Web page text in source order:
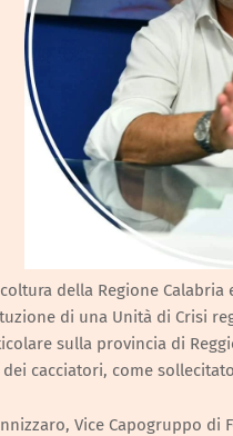
della Regione
di una Unità di Crisi
sulla provincia di
cacciatori, come
Vice Capogruppo